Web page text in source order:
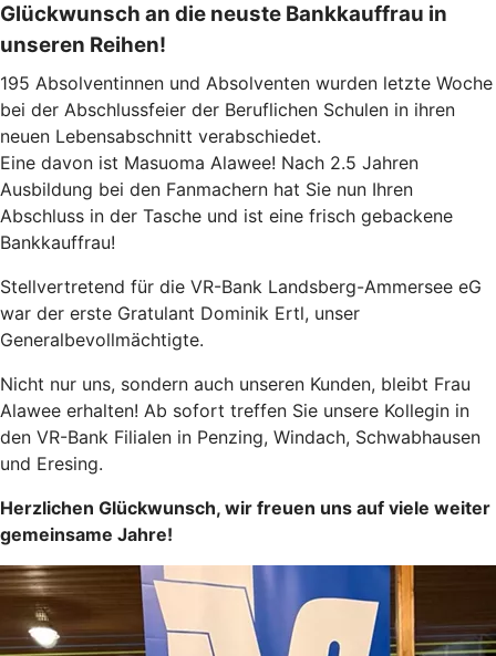
Glückwunsch an die neuste Bankkauffrau in
unseren Reihen!
195 Absolventinnen und Absolventen wurden letzte Woche
bei der Abschlussfeier der Beruflichen Schulen in ihren
neuen Lebensabschnitt verabschiedet.
Eine davon ist Masuoma Alawee! Nach 2.5 Jahren
Ausbildung bei den Fanmachern hat Sie nun Ihren
Abschluss in der Tasche und ist eine frisch gebackene
Bankkauffrau!
Stellvertretend für die VR-Bank Landsberg-Ammersee eG
war der erste Gratulant Dominik Ertl, unser
Generalbevollmächtigte.
Nicht nur uns, sondern auch unseren Kunden, bleibt Frau
Alawee erhalten! Ab sofort treffen Sie unsere Kollegin in
den VR-Bank Filialen in Penzing, Windach, Schwabhausen
und Eresing.
Herzlichen Glückwunsch, wir freuen uns auf viele weiter
gemeinsame Jahre!